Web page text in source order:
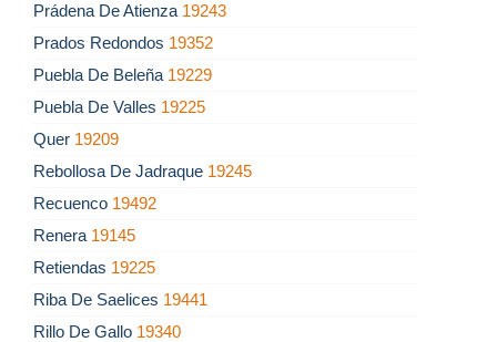
Prádena De Atienza 19243
Prados Redondos 19352
Puebla De Beleña 19229
Puebla De Valles 19225
Quer 19209
Rebollosa De Jadraque 19245
Recuenco 19492
Renera 19145
Retiendas 19225
Riba De Saelices 19441
Rillo De Gallo 19340